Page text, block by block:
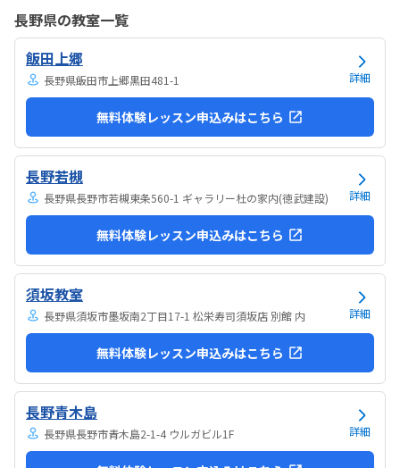
したりできるのは助かります。料金は今の物価で考えれば高いとは思
いませんが、子どもの成長具合で判断すると思います。子どもが自発
的にどんどん作り進めていったのには正直驚きました。最初からたく
さんあれこれ説明されずブロックを触らせてもらったの...
長野県の教室一覧
飯田上郷
長野県飯田市上郷黒田481-1 詳細
無料体験レッスン申込みはこちら
長野若槻
長野県長野市若槻東条560-1 ギャラリー杜の家内(徳武建設) 詳細
無料体験レッスン申込みはこちら
須坂教室
長野県須坂市墨坂南2丁目17-1 松栄寿司須坂店 別館 内 詳細
無料体験レッスン申込みはこちら
長野青木島
長野県長野市青木島2-1-4 ウルガビル1F 詳細